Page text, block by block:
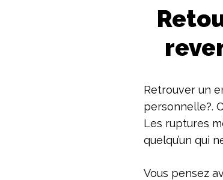
Retrouver un
personnelle?.
Les ruptures
quelqu’un qui
Vous pensez